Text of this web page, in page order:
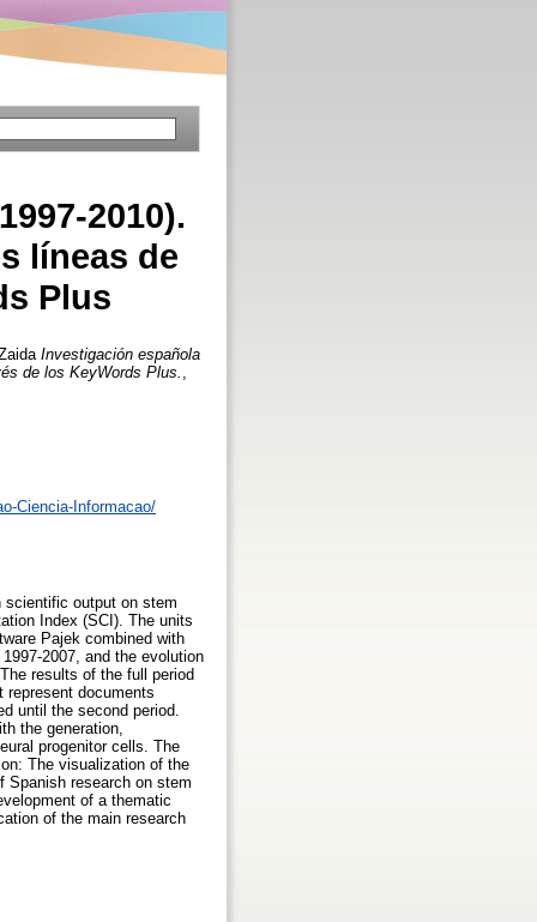
2010).
líneas de
Plus
Investigación española
de los KeyWords Plus.
Ciencia-Informacao/
scientific output on stem
Index (SCI). The units
Pajek combined with
2007, and the evolution
results of the full period
documents
until the second period.
the generation,
progenitor cells. The
The visualization of the
Spanish research on stem
of a thematic
of the main research